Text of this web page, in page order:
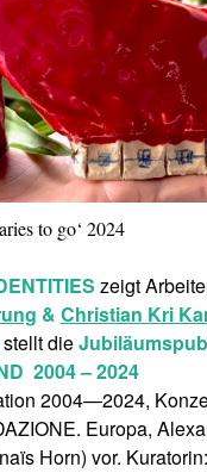
to go‘ 2024
zeigt
& Christian Kri
stellt die
2004 – 2024
2004—2024,
Europa,
Horn) vor.